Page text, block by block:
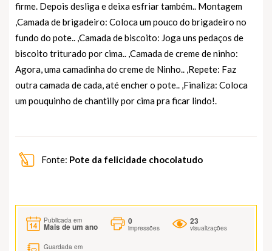
firme. Depois desliga e deixa esfriar também.. Montagem
,Camada de brigadeiro: Coloca um pouco do brigadeiro no
fundo do pote.. ,Camada de biscoito: Joga uns pedaços de
biscoito triturado por cima.. ,Camada de creme de ninho:
Agora, uma camadinha do creme de Ninho.. ,Repete: Faz
outra camada de cada, até encher o pote.. ,Finaliza: Coloca
um pouquinho de chantilly por cima pra ficar lindo!.
Fonte: Pote da felicidade chocolatudo
Publicada em
Mais de um ano
0
impressões
23
visualizações
Guardada em